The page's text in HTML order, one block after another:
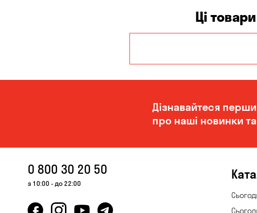
Ці
Миколаїв Одеса
Дізнавайтеся
про наші новинки та
0 800 30 20 50
з 10:00 - до 22:00